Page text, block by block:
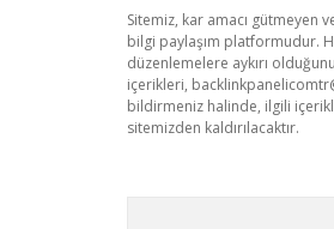
Sitemiz, kar amacı gütmeyen
bilgi paylaşım platformudur.
düzenlemelere aykırı
içerikleri,
bildirmeniz halinde, ilgili
sitemizden kaldırılacaktır.